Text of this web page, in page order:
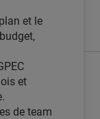
et le
et
de team